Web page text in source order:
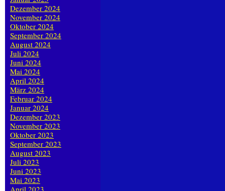
Dezember 2024
November 2024
Oktober 2024
September 2024
August 2024
Juli 2024
Juni 2024
Mai 2024
April 2024
März 2024
Februar 2024
Januar 2024
Dezember 2023
November 2023
Oktober 2023
September 2023
August 2023
Juli 2023
Juni 2023
Mai 2023
April 2023